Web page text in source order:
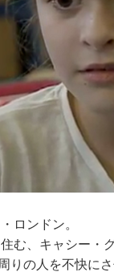
ロンドン。
む、キャシー・
りの人を不快に